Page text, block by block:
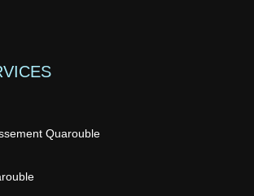
Quarouble